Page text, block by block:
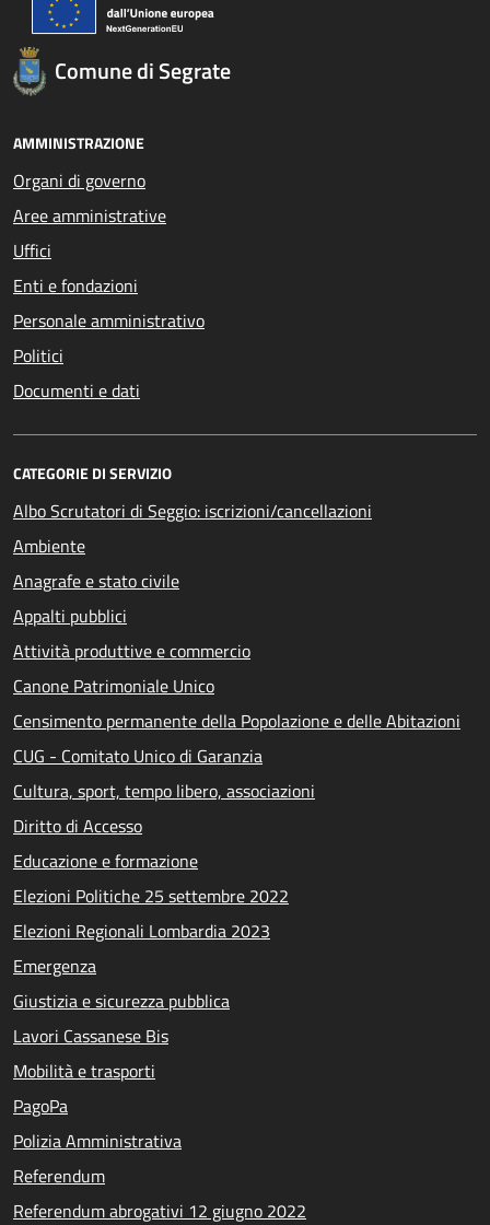
Comune di Segrate
AMMINISTRAZIONE
Organi di governo
Aree amministrative
Uffici
Enti e fondazioni
Personale amministrativo
Politici
Documenti e dati
CATEGORIE DI SERVIZIO
Albo Scrutatori di Seggio: iscrizioni/cancellazioni
Ambiente
Anagrafe e stato civile
Appalti pubblici
Attività produttive e commercio
Canone Patrimoniale Unico
Censimento permanente della Popolazione e delle Abitazioni
CUG - Comitato Unico di Garanzia
Cultura, sport, tempo libero, associazioni
Diritto di Accesso
Educazione e formazione
Elezioni Politiche 25 settembre 2022
Elezioni Regionali Lombardia 2023
Emergenza
Giustizia e sicurezza pubblica
Lavori Cassanese Bis
Mobilità e trasporti
PagoPa
Polizia Amministrativa
Referendum
Referendum abrogativi 12 giugno 2022